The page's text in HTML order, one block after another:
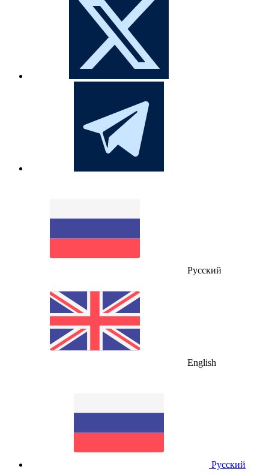
Русский
English
Русский